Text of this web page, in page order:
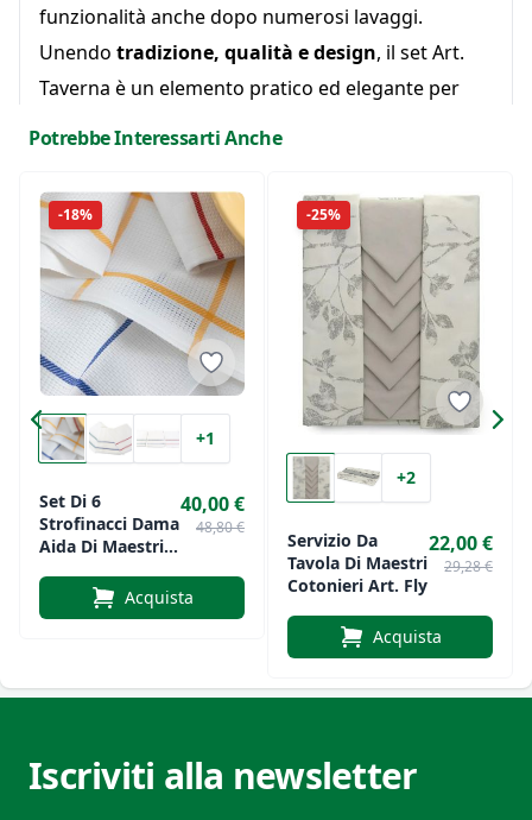
funzionalità anche dopo numerosi lavaggi.
Unendo tradizione, qualità e design, il set Art.
Taverna è un elemento pratico ed elegante per
Potrebbe Interessarti Anche
-18%
+1
Set Di 6
Strofinacci Dama
Aida Di Maestri
40,00 €
48,80 €
Acquista
-25%
+2
Servizio Da
Tavola Di Maestri
Cotonieri Art. Fly
22,00 €
29,28 €
Acquista
Iscriviti alla newsletter